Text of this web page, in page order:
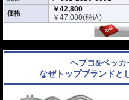
左右のエンジンガードを車体前方下
しています。左右を連結することで
体）となり、転倒時の衝撃を片側だ
ンブロックへの負荷を分散させます
ヘプコ&ベッカー製 Z900 エンジン
りません。 それは、予期せぬアク
に愛車を保護するために計算された
【選ばれる理由】
ライダーを守る「生存空間」の確保
を作り出すよう設計されています。
価格
￥42,800
￥47,080(税込)
ヘプコ&ベッカ
なぜトップブランドと